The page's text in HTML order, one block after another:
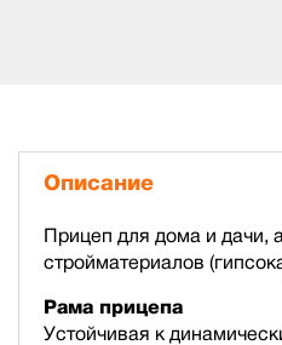
Описание
Прицеп для дома и дачи,
стройматериалов
Рама прицепа
Устойчивая к